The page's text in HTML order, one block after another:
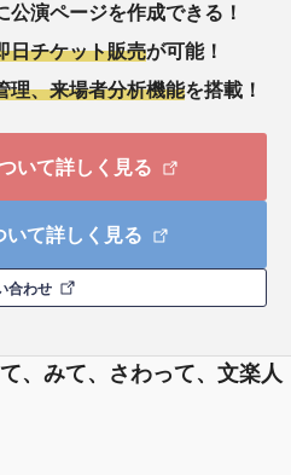
公演ページを作成できる！
日チケット販売が可能！
理、来場者分析機能を搭載！
いて詳しく見る
いて詳しく見る
合わせ
、みて、さわって、文楽人